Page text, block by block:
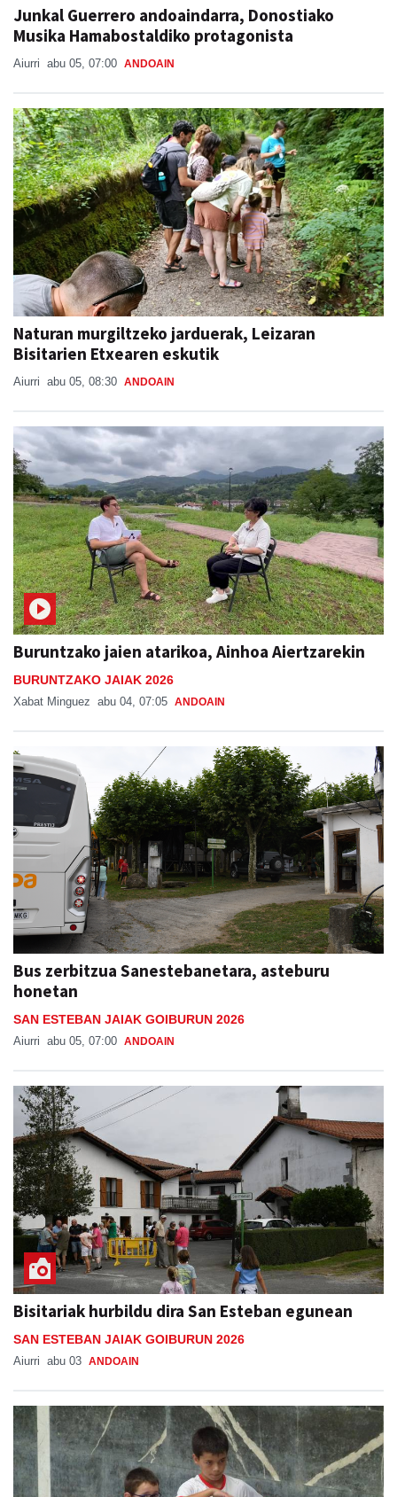
Junkal Guerrero andoaindarra, Donostiako
Musika Hamabostaldiko protagonista
Aiurri abu 05, 07:00 ANDOAIN
Naturan murgiltzeko jarduerak, Leizaran
Bisitarien Etxearen eskutik
Aiurri abu 05, 08:30 ANDOAIN
Buruntzako jaien atarikoa, Ainhoa Aiertzarekin
BURUNTZAKO JAIAK 2026
Xabat Minguez abu 04, 07:05 ANDOAIN
Bus zerbitzua Sanestebanetara, asteburu
honetan
SAN ESTEBAN JAIAK GOIBURUN 2026
Aiurri abu 05, 07:00 ANDOAIN
Bisitariak hurbildu dira San Esteban egunean
SAN ESTEBAN JAIAK GOIBURUN 2026
Aiurri abu 03 ANDOAIN